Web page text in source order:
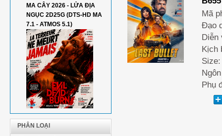
MA CÂY 2026 - LỬA ĐỊA
NGỤC 2D25G (DTS-HD MA
7.1 - ATMOS 5.1)
PHÂN LOẠI
Mã
Đạo
Diễn
Kịch
Phụ